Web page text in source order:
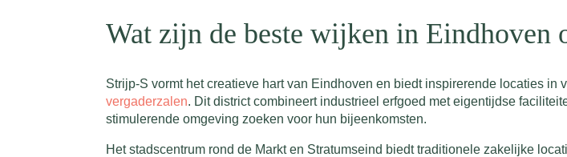
Wat zijn de beste wijken in Eindhoven
Strijp-S vormt het creatieve hart van Eindhoven en biedt inspirerende locaties
vergaderzalen. Dit district combineert industrieel erfgoed met eigentijdse
stimulerende omgeving zoeken voor hun bijeenkomsten.
Het stadscentrum rond de Markt en Stratumseind biedt traditionele zakelijke